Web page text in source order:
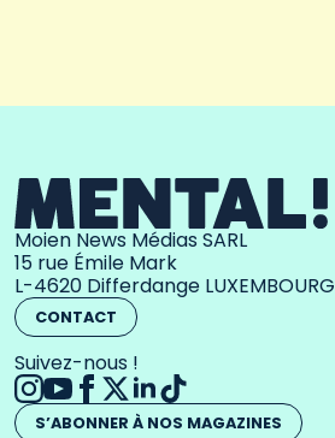
Moien News Médias SARL
15 rue Émile Mark
L-4620 Differdange LUXEMBOURG
CONTACT
Suivez-nous !
S’ABONNER À NOS MAGAZINES